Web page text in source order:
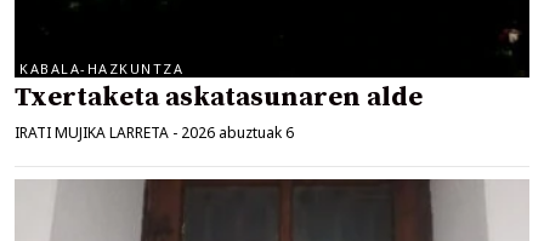
KABALA-HAZKUNTZA
Txertaketa askatasunaren alde
IRATI MUJIKA LARRETA - 2026 abuztuak 6